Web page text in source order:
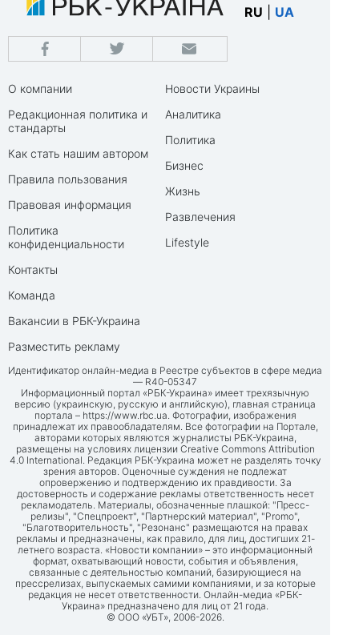
RU UA
О компании
Редакционная политика и
стандарты
Как стать нашим автором
Правила пользования
Правовая информация
Политика
конфиденциальности
Контакты
Команда
Вакансии в РБК-Украина
Разместить рекламу
Новости Украины
Аналитика
Политика
Бизнес
Жизнь
Развлечения
Lifestyle
Идентификатор онлайн-медиа в Реестре субъектов в сфере медиа
— R40-05347
Информационный портал «РБК-Украина» имеет трехязычную
версию (украинскую, русскую и английскую), главная страница
портала – https://www.rbc.ua. Фотографии, изображения
принадлежат их правообладателям. Все фотографии на Портале,
авторами которых являются журналисты РБК-Украина,
размещены на условиях лицензии Creative Commons Attribution
4.0 International. Редакция РБК-Украина может не разделять точку
зрения авторов. Оценочные суждения не подлежат
опровержению и подтверждению их правдивости. За
достоверность и содержание рекламы ответственность несет
рекламодатель. Материалы, обозначенные плашкой: "Пресс-
релизы", "Спецпроект", "Партнерский материал", "Promo",
"Благотворительность", "Резонанс" размещаются на правах
рекламы и предназначены, как правило, для лиц, достигших 21-
летнего возраста. «Новости компании» – это информационный
формат, охватывающий новости, события и объявления,
связанные с деятельностью компаний, базирующиеся на
прессрелизах, выпускаемых самими компаниями, и за которые
редакция не несет ответственности. Онлайн-медиа «РБК-
Украина» предназначено для лиц от 21 года.
© ООО «УБТ», 2006-2026.